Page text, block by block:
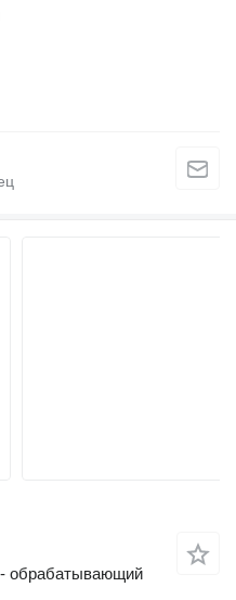
обрабатывающий